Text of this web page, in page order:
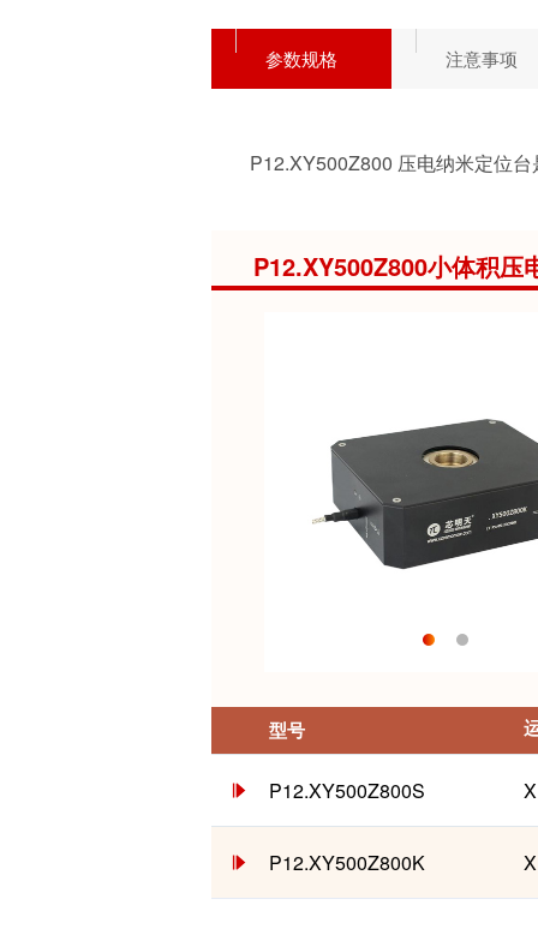
参数规格 注意事项
P12.XY500Z800 压电纳米定位
P12.XY500Z800小体积压
型号
P12.XY500Z800S
P12.XY500Z800K